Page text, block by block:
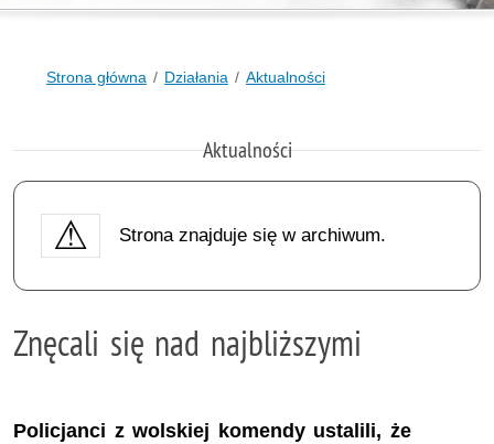
Strona główna Działania Aktualności
Aktualności
Strona znajduje się w archiwum.
Znęcali się nad najbliższymi
Policjanci z wolskiej komendy ustalili, że